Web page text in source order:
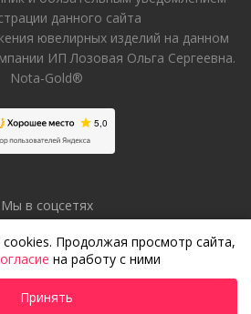
данного сайта
ювелирных изделий на данном
ИП Лозовая Ольга Сергеевна.
Nota-Gold®
Мы в соцсетях
Продолжая просмотр сайта,
на работу с ними
Принять